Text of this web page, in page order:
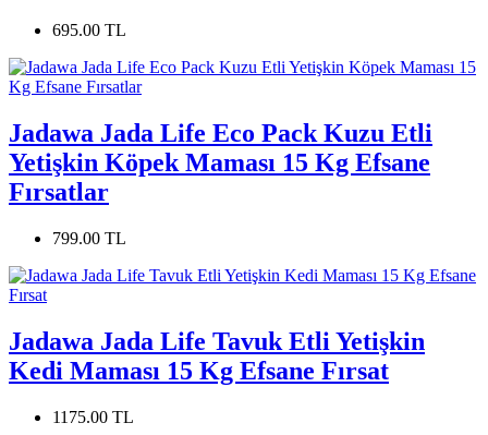
695.00 TL
Jadawa Jada Life Eco Pack Kuzu Etli
Yetişkin Köpek Maması 15 Kg Efsane
Fırsatlar
799.00 TL
Jadawa Jada Life Tavuk Etli Yetişkin
Kedi Maması 15 Kg Efsane Fırsat
1175.00 TL